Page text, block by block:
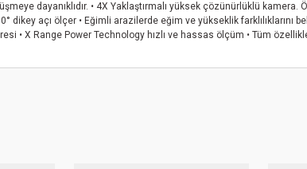
dayanıklıdır. • 4X Yaklaştırmalı yüksek çözünürlüklü
dikey açı ölçer • Eğimli arazilerde eğim ve yükseklik
• X Range Power Technology hızlı ve hassas ölçüm • Tüm